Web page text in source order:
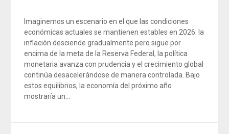
Imaginemos un escenario en el que las condiciones
económicas actuales se mantienen estables en 2026: la
inflación desciende gradualmente pero sigue por
encima de la meta de la Reserva Federal, la política
monetaria avanza con prudencia y el crecimiento global
continúa desacelerándose de manera controlada. Bajo
estos equilibrios, la economía del próximo año
mostraría un…